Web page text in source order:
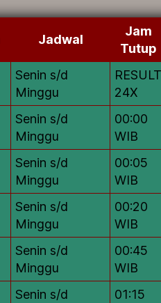
Jadwal
Jam
Tutup
Senin s/d
Minggu
RESULT
24X
Senin s/d
Minggu
00:00
WIB
Senin s/d
Minggu
00:05
WIB
Senin s/d
Minggu
00:20
WIB
Senin s/d
Minggu
00:45
WIB
Senin s/d
01:15